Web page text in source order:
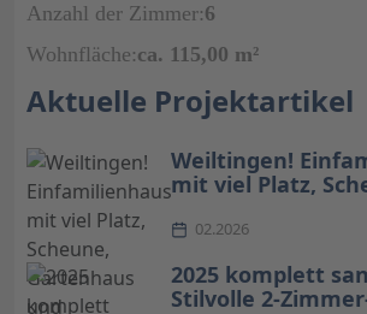
Anzahl der Zimmer:6
Wohnfläche:ca. 115,00 m²
Aktuelle Projektartikel
Weiltingen!
mit viel Platz,
Nebengebäuden
02.2026
2025 komplett
Stilvolle 2-